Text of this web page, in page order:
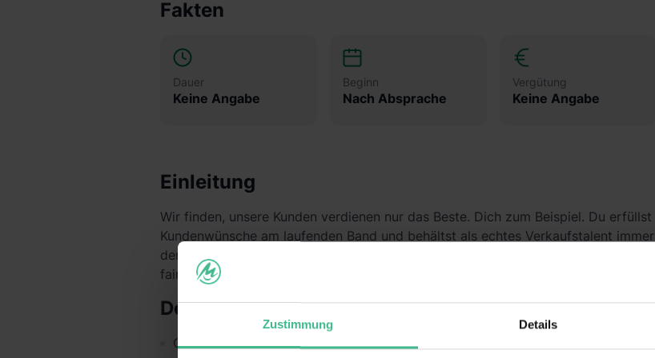
Zustimmung Details
Fakten
Dauer
Keine Angabe
Beginn
Nach Absprache
Vergütung
Keine Angabe
Einleitung
Wir finden, unsere Kunden verdienen nur das Beste. Dich zum Beispiel. Du erfüllst
Kundenwünsche am laufenden Band und behältst als echtes Verkaufstalent immer
den Überblick. Wir sind froh, dass du da bist, und zeigen dir das nicht nur über ein
faires Gehalt, sondern auch durch ein faires Miteinander im Alltag.
Deine Aufgaben
Gemeinsam mit deinen Teamkollegen sorgst du für eine gepflegte Filiale und ein